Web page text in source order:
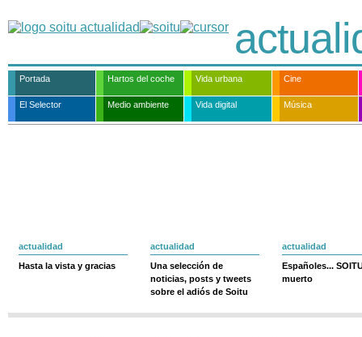
Portada Hartos del coche Vida urbana Cine
El Selector Medio ambiente Vida digital Música
actualidad
Hasta la vista y gracias
actualidad
Una selección de
noticias, posts y tweets
sobre el adiós de Soitu
actualidad
Españoles...
muerto